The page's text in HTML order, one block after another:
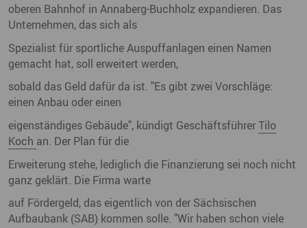
oberen Bahnhof in Annaberg-Buchholz expandieren. Das
Unternehmen, das sich als
Spezialist für sportliche Auspuffanlagen einen Namen
gemacht hat, soll erweitert werden,
sobald das Geld dafür da ist. "Es gibt zwei Vorschläge:
einen Anbau oder einen
eigenständiges Gebäude", kündigt GeschäftsführerTilo
Koch an. Der Plan für die
Erweiterung stehe, lediglich die Finanzierung sei noch nicht
ganz geklärt. Die Firma warte
auf Fördergeld, das eigentlich von der Sächsischen
Aufbaubank (SAB) kommen solle. "Wir haben schon viele